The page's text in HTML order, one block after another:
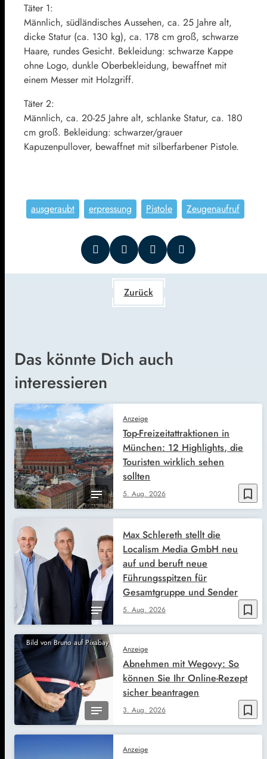
Täter 1:
Männlich, südländisches Aussehen, ca. 25 Jahre alt,
dicke Statur (ca. 130 kg), ca. 178 cm groß, schwarze
Haare, rundes Gesicht. Bekleidung: schwarze Kappe
ohne Logo, dunkle Oberbekleidung, bewaffnet mit
einem Messer mit Holzgriff.
Täter 2:
Männlich, ca. 20-25 Jahre alt, schlanke Statur, ca. 180
cm groß. Bekleidung: schwarzer/grauer
Kapuzenpullover, bewaffnet mit silberfarbener Pistole.
ausgeraubt erpressung Pistole Zeugenaufruf
Zurück
Das könnte Dich auch
interessieren
bookmark_border
Anzeige
5. Aug. 2026
Top-Freizeitattraktionen in
München: 12 Highlights, die
Touristen wirklich sehen
sollten
bookmark_border
5. Aug. 2026
Max Schlereth stellt die
Localism Media GmbH neu
auf und beruft neue
Führungsspitzen für
Gesamtgruppe und Sender
Bild von Bruno auf Pixabay
bookmark_border
Anzeige
3. Aug. 2026
Abnehmen mit Wegovy: So
können Sie Ihr Online-Rezept
sicher beantragen
Anzeige